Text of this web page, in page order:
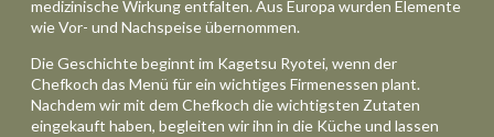
medizinische Wirkung entfalten. Aus Europa wurden Elemente
wie Vor- und Nachspeise übernommen.
Die Geschichte beginnt im Kagetsu Ryotei, wenn der
Chefkoch das Menü für ein wichtiges Firmenessen plant.
Nachdem wir mit dem Chefkoch die wichtigsten Zutaten
eingekauft haben, begleiten wir ihn in die Küche und lassen